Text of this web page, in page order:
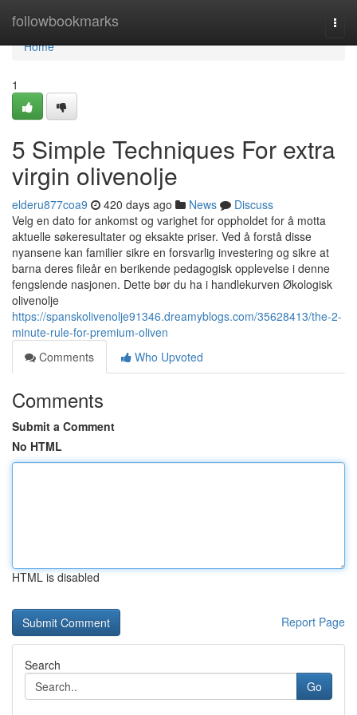
followbookmarks
Home
Home
1
5 Simple Techniques For extra
virgin olivenolje
elderu877coa9 420 days ago News
Discuss
Velg en dato for ankomst og varighet for oppholdet for å motta
aktuelle søkeresultater og eksakte priser. Ved å forstå disse
nyansene kan familier sikre en forsvarlig investering og sikre at
barna deres fileår en berikende pedagogisk opplevelse i denne
fengslende nasjonen. Dette bør du ha i handlekurven Økologisk
olivenolje
https://spanskolivenolje91346.dreamyblogs.com/35628413/the-2-
minute-rule-for-premium-oliven
Comments
Who Upvoted
Comments
Submit a Comment
No HTML
HTML is disabled
Report Page
Search
Go